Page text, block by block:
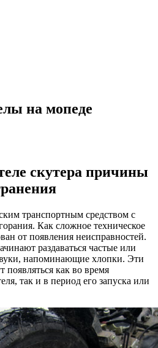
на мопеде
скутера причины
транспортным средством с
Как сложное техническое
от появления неисправностей.
раздаваться частые или
напоминающие хлопки. Эти
как во время
так и в период его запуска или